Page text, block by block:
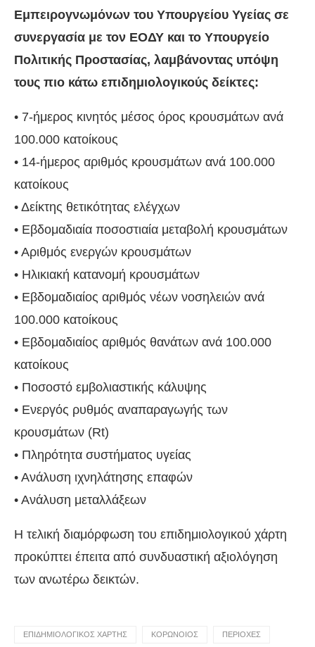
Εμπειρογνωμόνων του Υπουργείου Υγείας σε
συνεργασία με τον ΕΟΔΥ και το Υπουργείο
Πολιτικής Προστασίας, λαμβάνοντας υπόψη
τους πιο κάτω επιδημιολογικούς δείκτες:
• 7-ήμερος κινητός μέσος όρος κρουσμάτων ανά
100.000 κατοίκους
• 14-ήμερος αριθμός κρουσμάτων ανά 100.000
κατοίκους
• Δείκτης θετικότητας ελέγχων
• Εβδομαδιαία ποσοστιαία μεταβολή κρουσμάτων
• Αριθμός ενεργών κρουσμάτων
• Ηλικιακή κατανομή κρουσμάτων
• Εβδομαδιαίος αριθμός νέων νοσηλειών ανά
100.000 κατοίκους
• Εβδομαδιαίος αριθμός θανάτων ανά 100.000
κατοίκους
• Ποσοστό εμβολιαστικής κάλυψης
• Ενεργός ρυθμός αναπαραγωγής των
κρουσμάτων (Rt)
• Πληρότητα συστήματος υγείας
• Ανάλυση ιχνηλάτησης επαφών
• Ανάλυση μεταλλάξεων
Η τελική διαμόρφωση του επιδημιολογικού χάρτη
προκύπτει έπειτα από συνδυαστική αξιολόγηση
των ανωτέρω δεικτών.
ΕΠΙΔΗΜΙΟΛΟΓΙΚΟΣ ΧΑΡΤΗΣ ΚΟΡΩΝΟΙΟΣ ΠΕΡΙΟΧΕΣ